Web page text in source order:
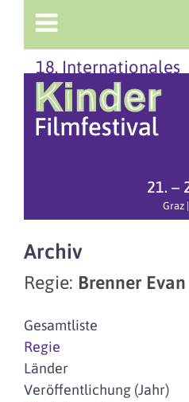
18. Internationales
21. –
Graz
Archiv
Regie: Brenner Evan
Gesamtliste
Regie
Länder
Veröffentlichung (Jahr)